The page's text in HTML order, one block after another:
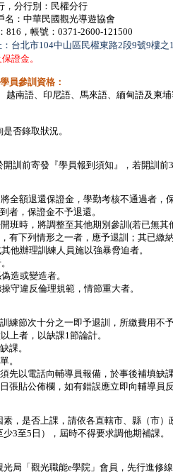
，分行別：民權分行
名：中華民國觀光導遊協會
816 ，帳號： 0371-2600-121500
台北市104中山區民權東路2段9號9樓之 1
證金。
員參訓資格：
越南語、印尼語、馬來語、緬甸語及柬
否錄取狀況。
訓前寄發『學員報到須知』，若開訓前3
全額退還保證金，學勤考核不通過者，
者，保證金不予退還。
班時，將調整至其他期別參訓 (若已無其
有下列情形之一者，應予退訓；其已繳
他辦理訓練人員施以強暴脅迫者。
造或變造者。
守違反倫理規範，情節重大者。
練節次十分之一即予退訓，所繳費用不予
上者，以缺課1節論計。
課。
。
先以電話向輔導員報備，於事後補填缺課
張貼公佈欄，如有錯誤應立即向輔導員
，是否上課，請依各直轄市、縣（市
少3至5 日），屆時不得要求調他期補課。
光局「觀光職能e學院」會員，先行進修